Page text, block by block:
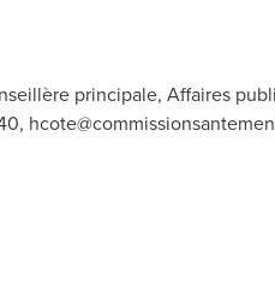
principale, Affaires